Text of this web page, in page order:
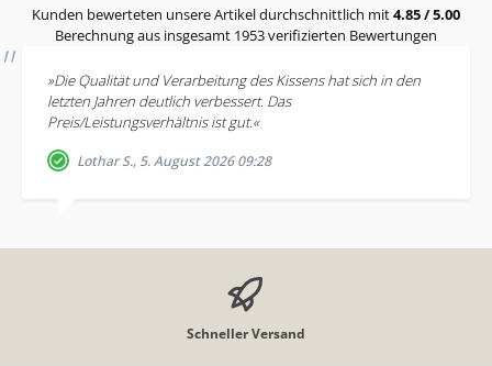
Kunden bewerteten unsere Artikel durchschnittlich mit4.85 / 5.00
Berechnung aus insgesamt 1953 verifizierten Bewertungen
»Die Qualität und Verarbeitung des Kissens hat sich in den
letzten Jahren deutlich verbessert. Das
Preis/Leistungsverhältnis ist gut.«
Lothar S., 5. August 2026 09:28
Schneller Versand